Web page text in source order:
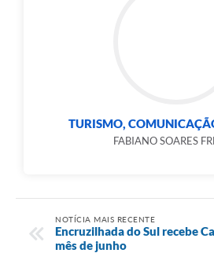
TURISMO,
FABIANO SOARES
NOTÍCIA MAIS RECENTE
Encruzilhada do Sul recebe
mês de junho